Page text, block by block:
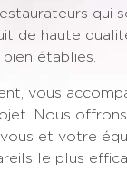
qui
de haute
établies.
vous
Nous
et votre
le plus